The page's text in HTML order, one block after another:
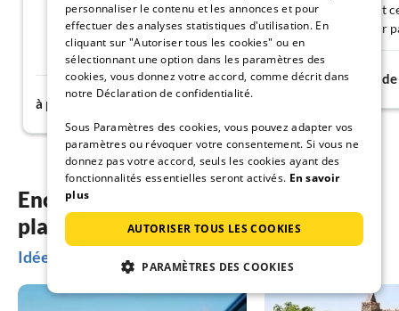
à partir de 121€
vivement
un séjour
à partir de
Encore plus d’inspiration pour
planifier vos vacances
Idées de vacances à Kleinwalsertal
personnaliser le contenu et les annonces et pour
effectuer des analyses statistiques d'utilisation. En
cliquant sur "Autoriser tous les cookies" ou en
sélectionnant une option dans les paramètres des
cookies, vous donnez votre accord, comme décrit dans
notre Déclaration de confidentialité.
Sous Paramètres des cookies, vous pouvez adapter vos
paramètres ou révoquer votre consentement. Si vous ne
donnez pas votre accord, seuls les cookies ayant des
fonctionnalités essentielles seront activés. En savoir
plus
AUTORISER TOUS LES COOKIES
PARAMÈTRES DES COOKIES